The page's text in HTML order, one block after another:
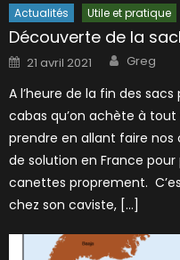
Actualités Utile et pratique
Découverte de la
Posted
on
21 avril 2021 Author
Greg
A l’heure de la fin des
cabas qu’on achète à tout
prendre en allant faire nos
de solution en France
canettes proprement.
chez son caviste, […]